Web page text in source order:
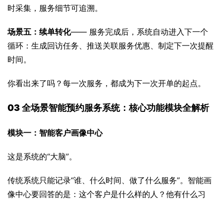
时采集，服务细节可追溯。
场景五：续单转化—— 服务完成后，系统自动进入下一个
循环：生成回访任务、推送关联服务优惠、制定下一次提醒
时间。
你看出来了吗？每一次服务，都成为下一次开单的起点。
03 全场景智能预约服务系统：核心功能模块全解析
模块一：智能客户画像中心
这是系统的“大脑”。
传统系统只能记录“谁、什么时间、做了什么服务”。智能画
像中心要回答的是：这个客户是什么样的人？他有什么习